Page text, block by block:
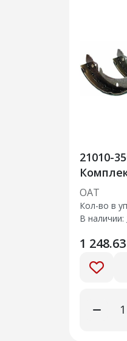
21010-
заднего
ОАТ
Кол-во в
В наличии:
1